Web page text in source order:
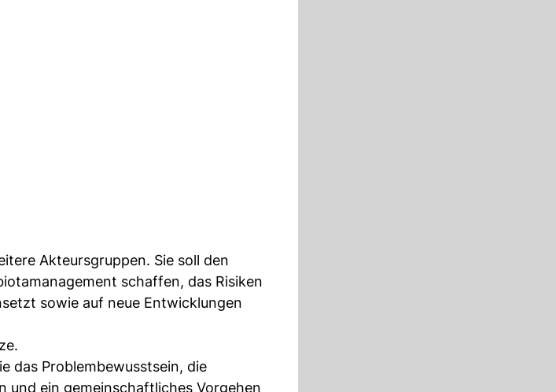
Akteursgruppen. Sie soll den
schaffen, das Risiken
sowie auf neue Entwicklungen
das Problembewusstsein, die
ein gemeinschaftliches Vorgehen